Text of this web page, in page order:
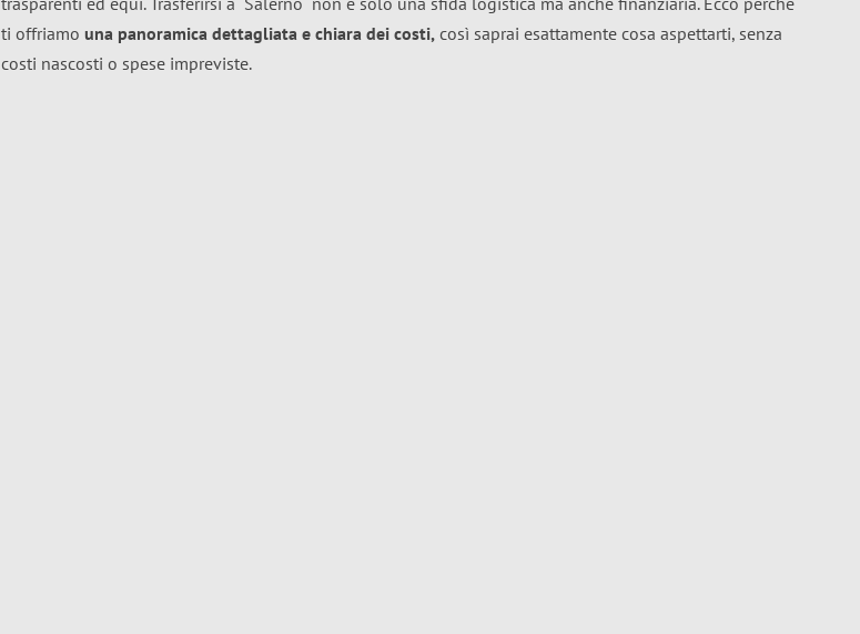
ti offriamo una panoramica dettagliata e chiara dei costi, così saprai esattamente cosa aspettarti, senza
costi nascosti o spese impreviste.